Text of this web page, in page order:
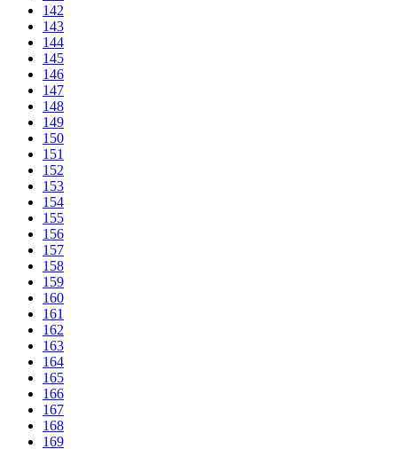
142
143
144
145
146
147
148
149
150
151
152
153
154
155
156
157
158
159
160
161
162
163
164
165
166
167
168
169